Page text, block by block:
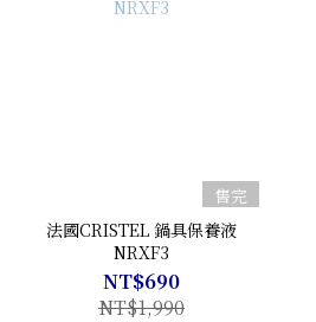
售完
法國CRISTEL 鍋具保養液
NRXF3
NT$690
NT$1,990